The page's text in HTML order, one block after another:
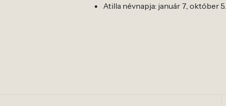
Atilla névnapja: január 7., október 5.